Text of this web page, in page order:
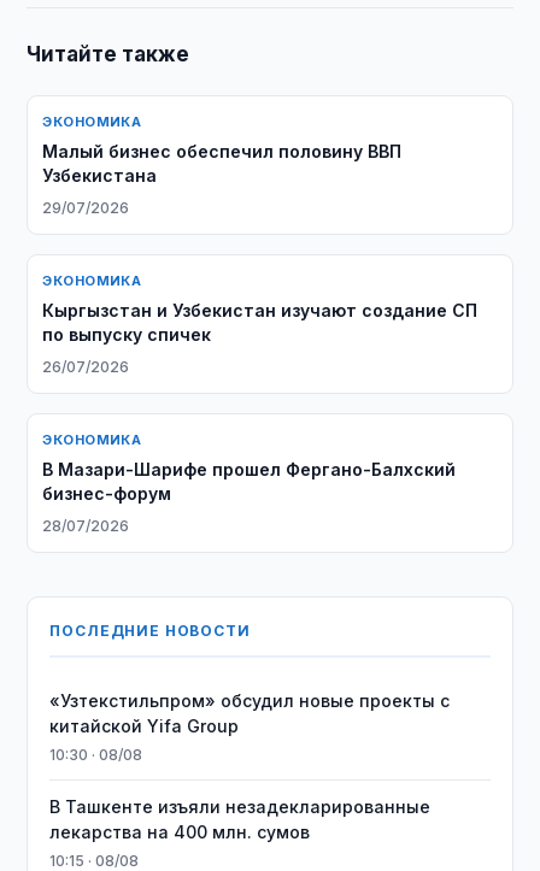
Читайте также
ЭКОНОМИКА
Малый бизнес обеспечил половину ВВП
Узбекистана
29/07/2026
ЭКОНОМИКА
Кыргызстан и Узбекистан изучают создание СП
по выпуску спичек
26/07/2026
ЭКОНОМИКА
В Мазари-Шарифе прошел Фергано-Балхский
бизнес-форум
28/07/2026
ПОСЛЕДНИЕ НОВОСТИ
«Узтекстильпром» обсудил новые проекты с
китайской Yifa Group
10:30 · 08/08
​​​​​​​В Ташкенте изъяли незадекларированные
лекарства на 400 млн. сумов
10:15 · 08/08